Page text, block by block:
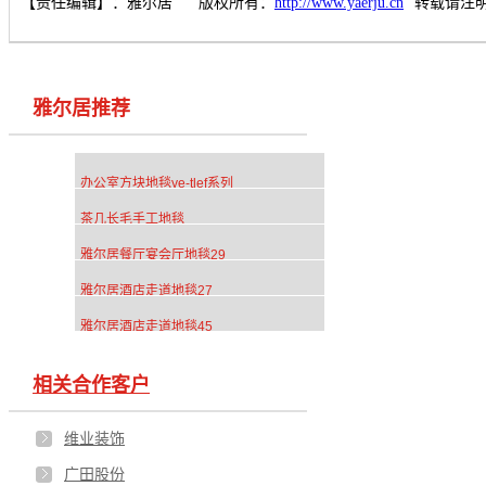
雅尔居推荐
办公室方块地毯ye-tlef系列
茶几长毛手工地毯
雅尔居餐厅宴会厅地毯29
雅尔居酒店走道地毯27
雅尔居酒店走道地毯45
相关合作客户
维业装饰
广田股份